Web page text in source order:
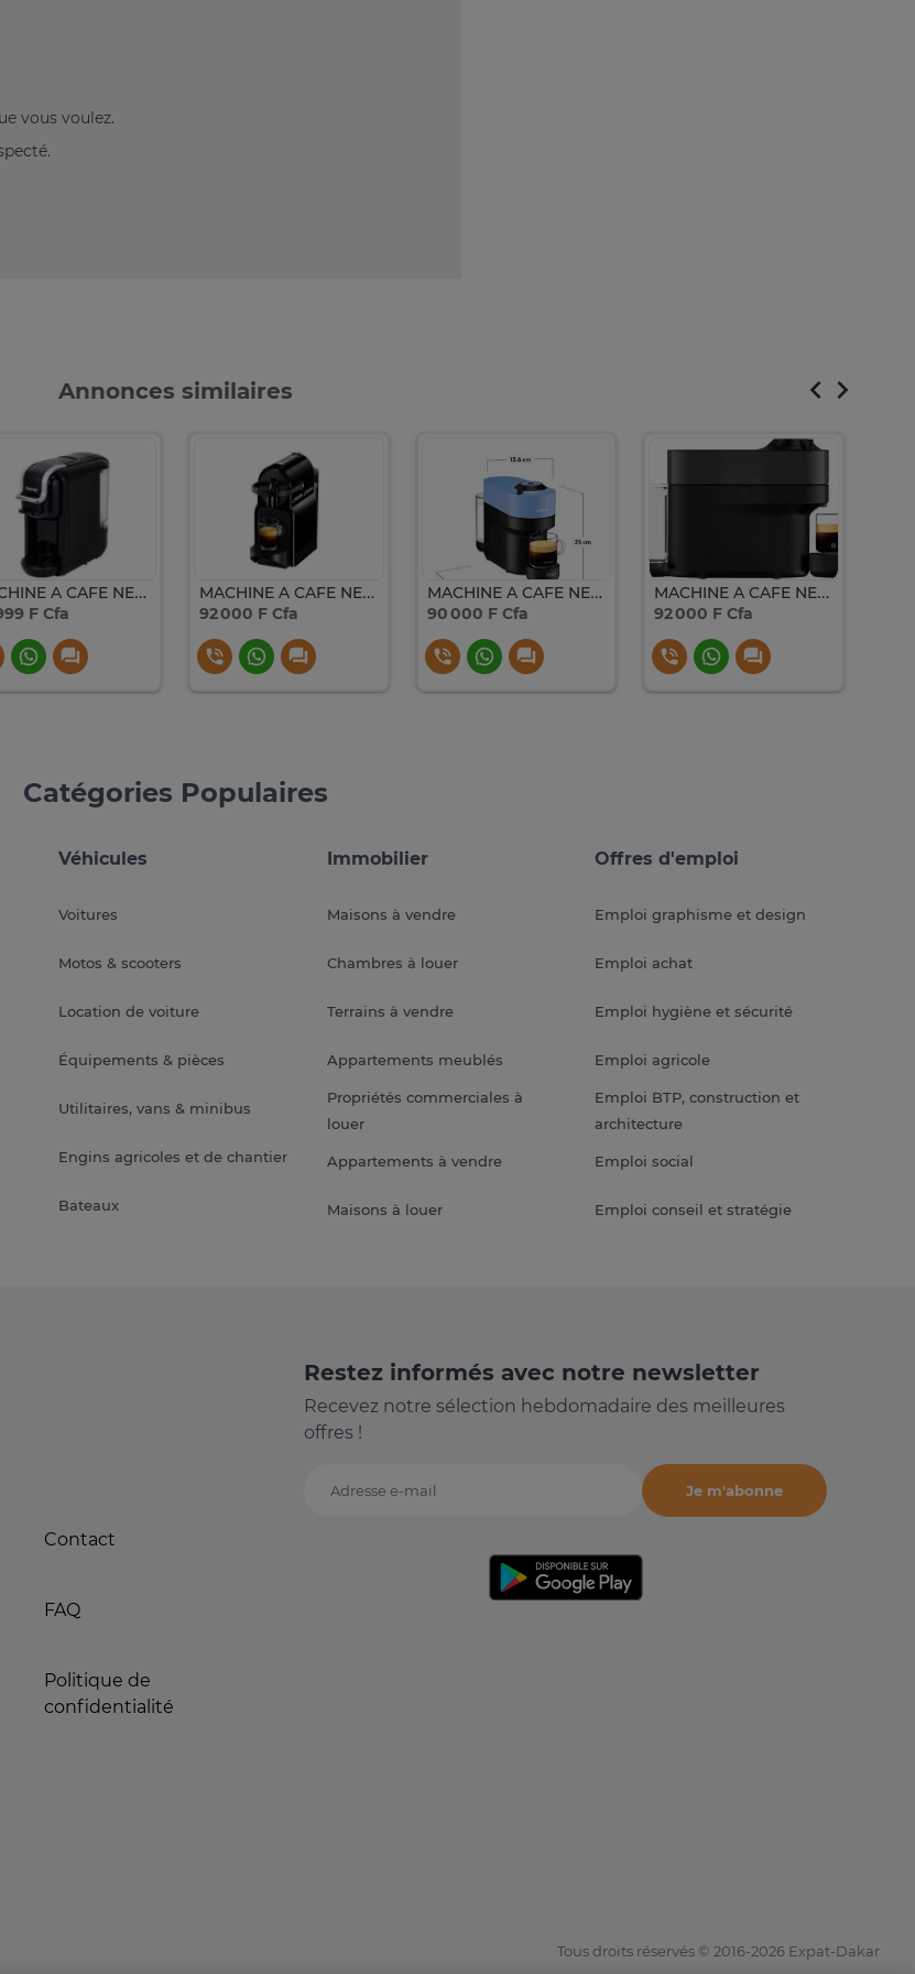
vous voulez.
Annonces similaires
MACHINE A CAFE NESPRESSO GEEPAS
F Cfa
MACHINE A CAFE NESPRESSO INISSIA NOIR D40
92 000 F Cfa
MACHINE A CAFE NESPRESSO DELONGHI VERTUO
90 000 F Cfa
MACHINE A CAFE NESPRESSO DELONGHI VERTUO NOIR ENV90B
92 000 F Cfa
Catégories Populaires
Véhicules
Voitures
Motos & scooters
Location de voiture
Équipements & pièces
Utilitaires, vans & minibus
Engins agricoles et de chantier
Bateaux
Immobilier
Maisons à vendre
Chambres à louer
Terrains à vendre
Appartements meublés
Propriétés commerciales à
louer
Appartements à vendre
Maisons à louer
Offres d'emploi
Emploi graphisme et design
Emploi achat
Emploi hygiène et sécurité
Emploi agricole
Emploi BTP, construction et
architecture
Emploi social
Emploi conseil et stratégie
Contact
FAQ
Politique de
confidentialité
Restez informés avec notre newsletter
Recevez notre sélection hebdomadaire des meilleures
offres !
Adresse e-mail
Je m'abonne
Tous droits réservés © 2016-2026 Expat-Dakar